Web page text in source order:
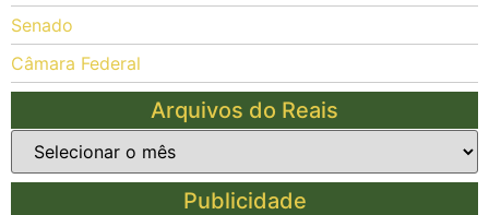
Senado
Câmara Federal
Arquivos do Reais
Publicidade